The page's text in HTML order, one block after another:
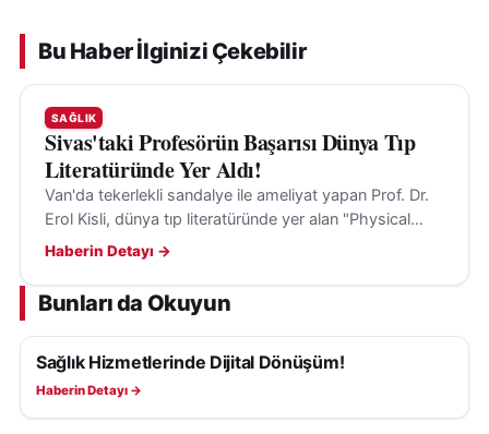
Bu Haber İlginizi Çekebilir
SAĞLIK
Sivas'taki Profesörün Başarısı Dünya Tıp
Literatüründe Yer Aldı!
Van'da tekerlekli sandalye ile ameliyat yapan Prof. Dr.
Erol Kisli, dünya tıp literatüründe yer alan "Physical
Limits" çalışmasıyla dikkat çekti.
Haberin Detayı →
Bunları da Okuyun
SAĞLIK
Sağlık Hizmetlerinde Dijital Dönüşüm!
Haberin Detayı →